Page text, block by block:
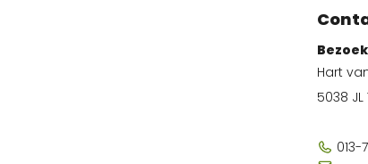
Hart
5038
013-